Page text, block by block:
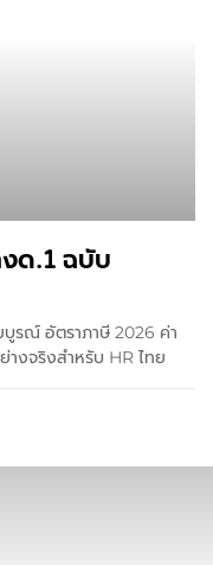
ด.1 ฉบับ
รณ์ อัตราภาษี 2026 ค่า
งจริงสำหรับ HR ไทย